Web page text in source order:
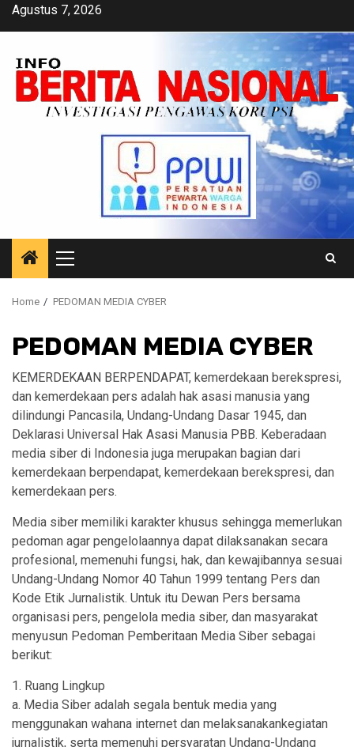
SkipAgustus 7, 2026
Primary
Menu
Home PEDOMAN MEDIA CYBER
PEDOMAN MEDIA CYBER
KEMERDEKAAN BERPENDAPAT, kemerdekaan berekspresi,
dan kemerdekaan pers adalah hak asasi manusia yang
dilindungi Pancasila, Undang-Undang Dasar 1945, dan
Deklarasi Universal Hak Asasi Manusia PBB. Keberadaan
media siber di Indonesia juga merupakan bagian dari
kemerdekaan berpendapat, kemerdekaan berekspresi, dan
kemerdekaan pers.
Media siber memiliki karakter khusus sehingga memerlukan
pedoman agar pengelolaannya dapat dilaksanakan secara
profesional, memenuhi fungsi, hak, dan kewajibannya sesuai
Undang-Undang Nomor 40 Tahun 1999 tentang Pers dan
Kode Etik Jurnalistik. Untuk itu Dewan Pers bersama
organisasi pers, pengelola media siber, dan masyarakat
menyusun Pedoman Pemberitaan Media Siber sebagai
berikut:
1. Ruang Lingkup
a. Media Siber adalah segala bentuk media yang
menggunakan wahana internet dan melaksanakankegiatan
jurnalistik, serta memenuhi persyaratan Undang-Undang